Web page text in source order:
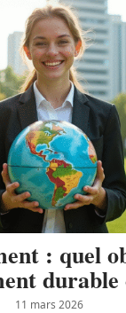
: quel
11 mars 2026